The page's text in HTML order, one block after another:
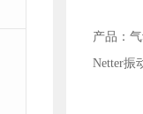
产品：
Netter振